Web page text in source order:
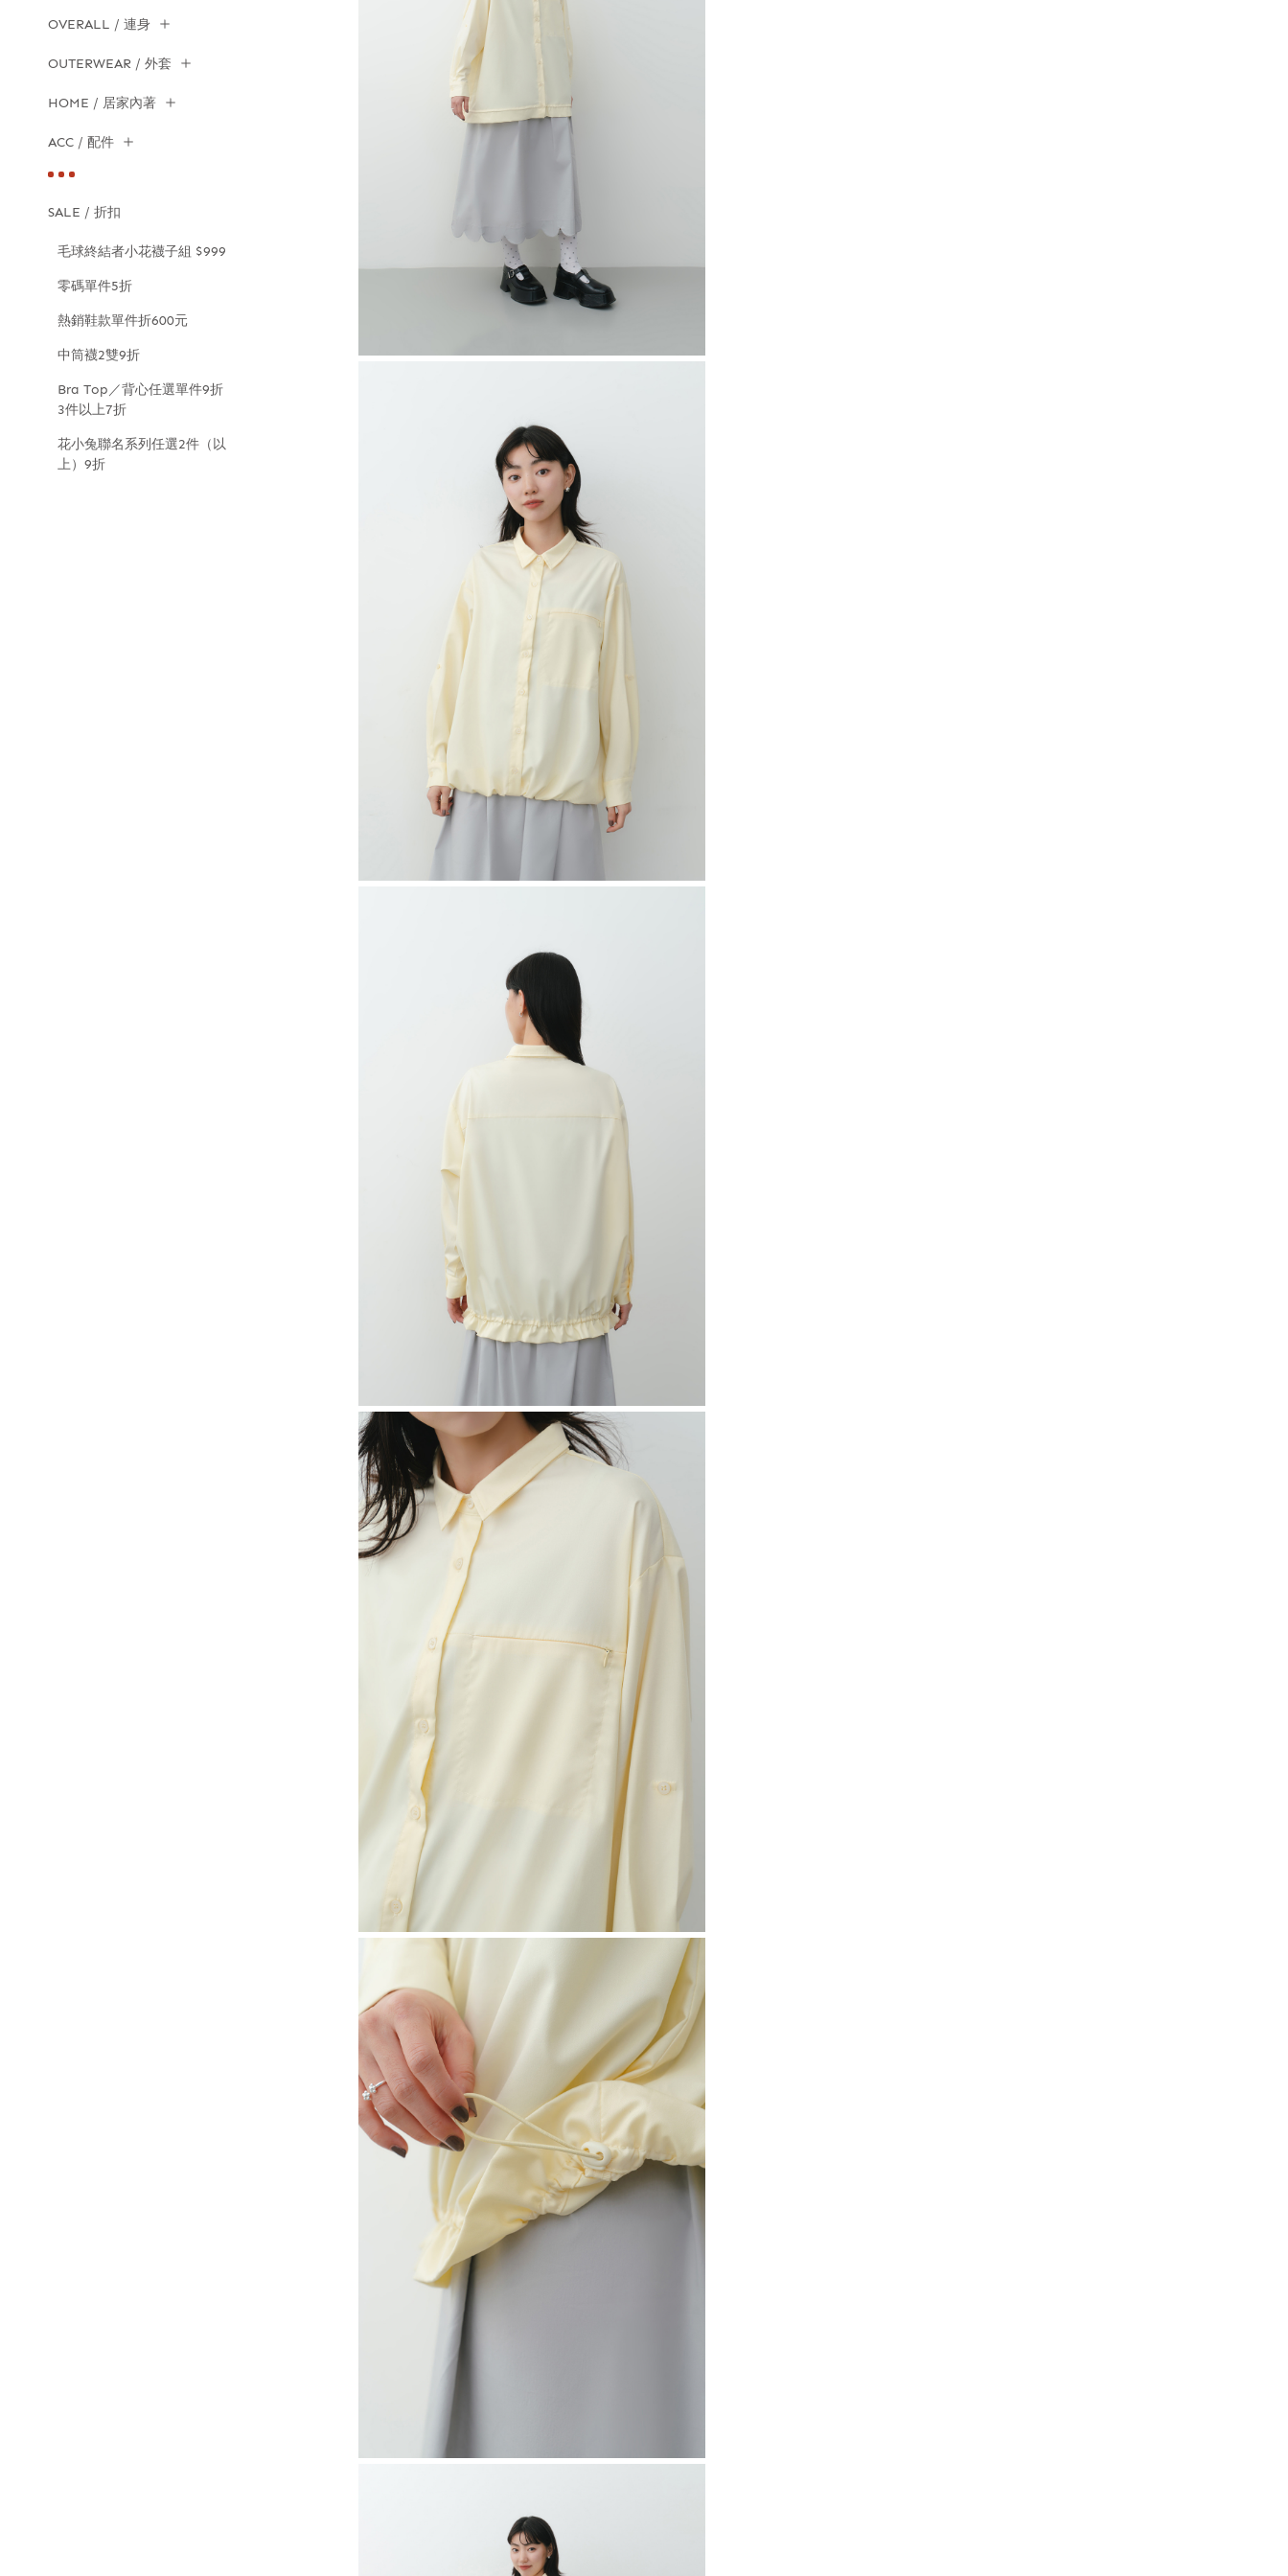
OVERALL / 連身
OUTERWEAR / 外套
HOME / 居家內著
ACC / 配件
SALE / 折扣
毛球終結者小花襪子組 $999
零碼單件5折
熱銷鞋款單件折600元
中筒襪2雙9折
Bra Top／背心任選單件9折
3件以上7折
花小兔聯名系列任選2件（以
上）9折